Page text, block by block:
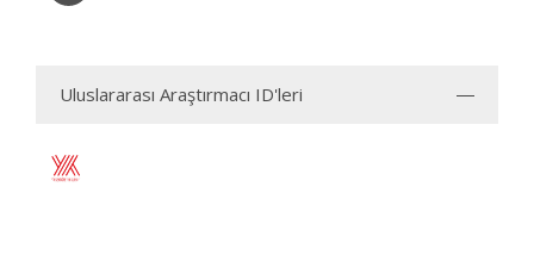
Uluslararası Araştırmacı ID'leri